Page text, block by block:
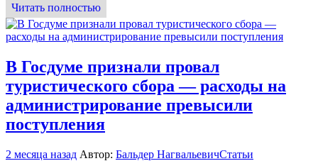
Читать полностью
В Госдуме признали провал
туристического сбора — расходы на
администрирование превысили
поступления
2 месяца назад Автор: Бальдер НагвальевичСтатьи